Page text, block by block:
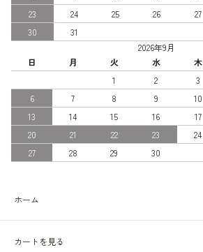
23
24 25 26 27
30
31
2026年9月
日
月 火 水 木
1
2 3
6
7 8 9 10
13
14 15 16 17
20
21 22 23 24
27
28 29 30
ホーム
カートを見る